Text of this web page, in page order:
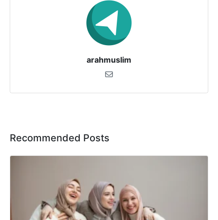
arahmuslim
Recommended Posts